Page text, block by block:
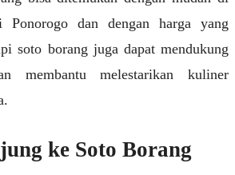
Ponorogo dan dengan harga yang
soto borang juga dapat mendukung
membantu melestarikan kuliner
ke Soto Borang